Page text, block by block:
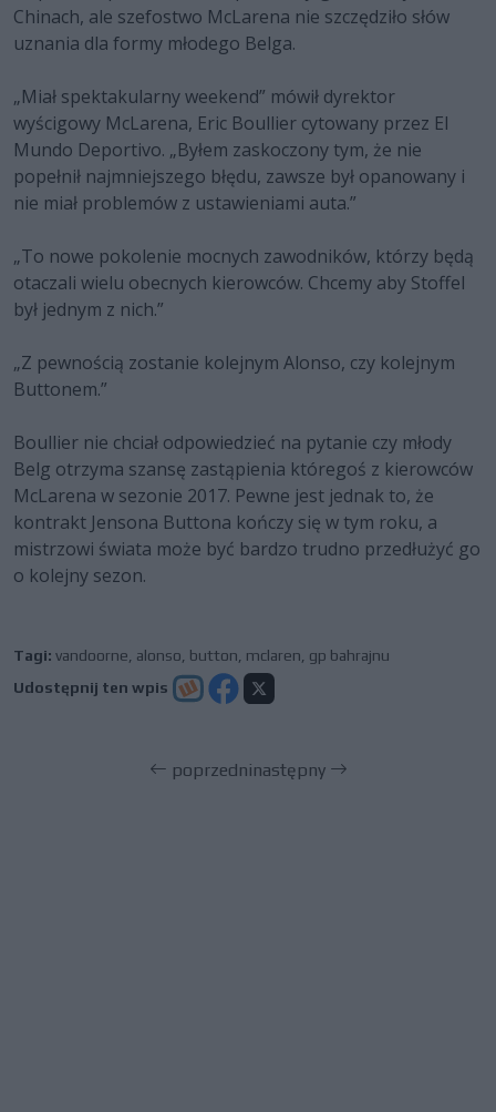
Chinach, ale szefostwo McLarena nie szczędziło słów
uznania dla formy młodego Belga.
„Miał spektakularny weekend” mówił dyrektor
wyścigowy McLarena, Eric Boullier cytowany przez El
Mundo Deportivo. „Byłem zaskoczony tym, że nie
popełnił najmniejszego błędu, zawsze był opanowany i
nie miał problemów z ustawieniami auta.”
„To nowe pokolenie mocnych zawodników, którzy będą
otaczali wielu obecnych kierowców. Chcemy aby Stoffel
był jednym z nich.”
„Z pewnością zostanie kolejnym Alonso, czy kolejnym
Buttonem.”
Boullier nie chciał odpowiedzieć na pytanie czy młody
Belg otrzyma szansę zastąpienia któregoś z kierowców
McLarena w sezonie 2017. Pewne jest jednak to, że
kontrakt Jensona Buttona kończy się w tym roku, a
mistrzowi świata może być bardzo trudno przedłużyć go
o kolejny sezon.
Tagi: vandoorne, alonso, button, mclaren, gp bahrajnu
Udostępnij ten wpis
poprzedninastępny